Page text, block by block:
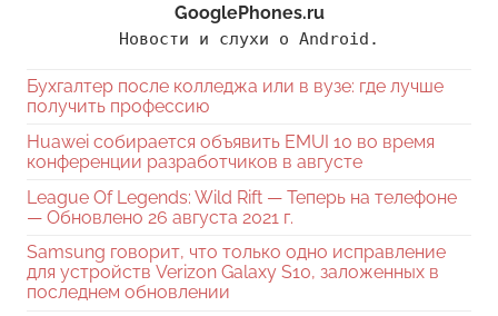
GooglePhones.ru
Новости и слухи о Android.
Бухгалтер после колледжа или в вузе: где лучше
получить профессию
Huawei собирается объявить EMUI 10 во время
конференции разработчиков в августе
League Of Legends: Wild Rift — Теперь на телефоне
— Обновлено 26 августа 2021 г.
Samsung говорит, что только одно исправление
для устройств Verizon Galaxy S10, заложенных в
последнем обновлении